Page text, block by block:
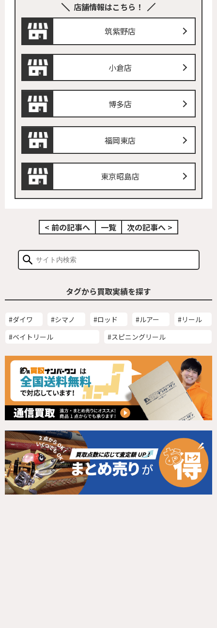
店舗情報はこちら！
筑紫野店
小倉店
博多店
福岡東店
東京昭島店
< 前の記事へ 一覧 次の記事へ >
タグから買取実績を探す
#ダイワ #シマノ #ロッド #ルアー
#リール
#ベイトリール
#スピニングリール